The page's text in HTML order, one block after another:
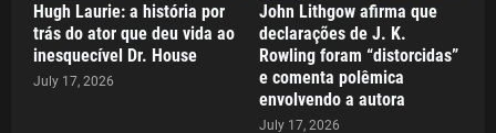
Hugh Laurie: a história por
trás do ator que deu vida ao
inesquecível Dr. House
July 17, 2026
John Lithgow afirma que
declarações de J. K.
Rowling foram “distorcidas”
e comenta polêmica
envolvendo a autora
July 17, 2026